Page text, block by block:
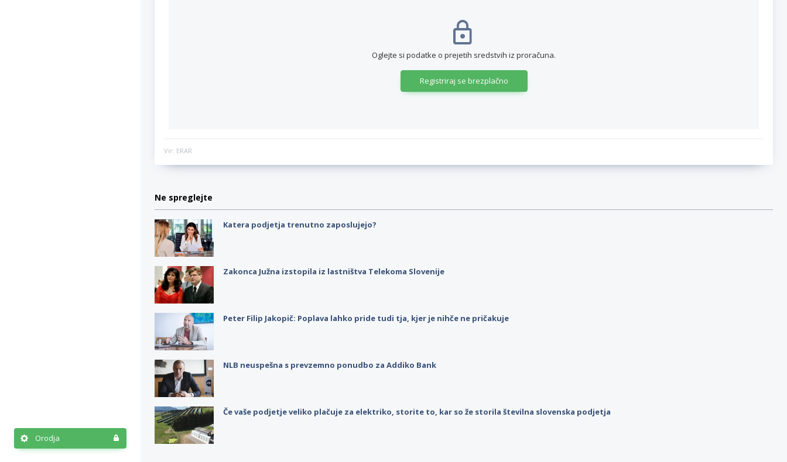
Orodja
Oglejte si podatke o prejetih sredstvih iz proračuna.
Registriraj se brezplačno
Vir: ERAR
Ne spreglejte
Katera podjetja trenutno zaposlujejo?
Zakonca Južna izstopila iz lastništva Telekoma Slovenije
Peter Filip Jakopič: Poplava lahko pride tudi tja, kjer je nihče ne pričakuje
NLB neuspešna s prevzemno ponudbo za Addiko Bank
Če vaše podjetje veliko plačuje za elektriko, storite to, kar so že storila številna slovenska podjetja